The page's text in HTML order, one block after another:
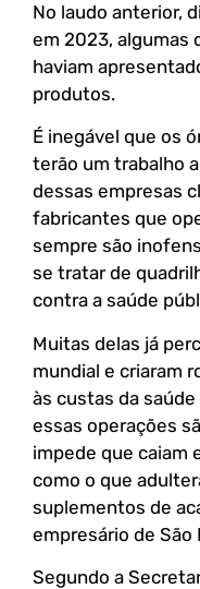
No laudo anterior,
em 2023, algumas
haviam
produtos.
É inegável que os
terão um trabalho
dessas empresas
fabricantes que
sempre são
se tratar de
contra a saúde
Muitas delas já
mundial e criaram
às custas da
essas operações
impede que caiam
como o que
suplementos de
empresário de São
Segundo a